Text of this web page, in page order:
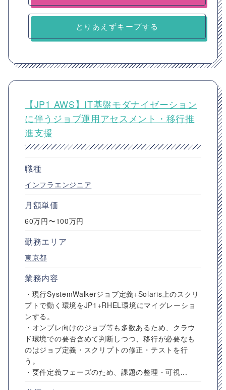
とりあえずキープする
【JP1 AWS】IT基盤モダナイゼーション
に伴うジョブ運用アセスメント・移行推
進支援
職種
インフラエンジニア
月額単価
60万円〜100万円
勤務エリア
東京都
業務内容
・現行SystemWalkerジョブ定義+Solaris上のスクリ
プトで動く環境をJP1+RHEL環境にマイグレーショ
ンする。
・オンプレ向けのジョブ等も多数あるため、クラウ
ド環境での要否含めて判断しつつ、移行が必要なも
のはジョブ定義・スクリプトの修正・テストを行
う。
・要件定義フェーズのため、課題の整理・可視...